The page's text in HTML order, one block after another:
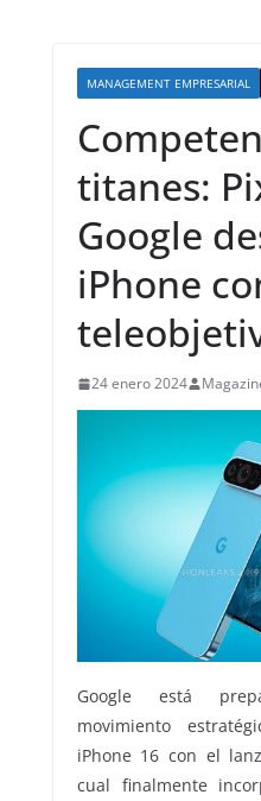
MANAGEMENT EMPRESARIAL
titanes:
Google
iPhone
24 enero 2024
Google está
movimiento
iPhone 16 con el
cual finalmente